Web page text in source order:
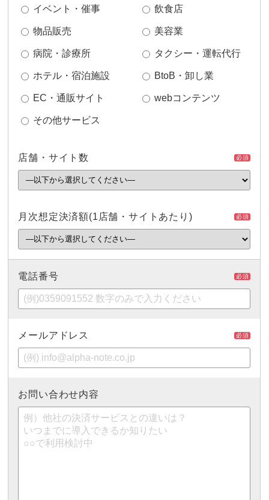
イベント・催事 飲食店
物品販売 美容業
病院・診療所 タクシー・運転代行
ホテル・宿泊施設 BtoB・卸し業
EC・通販サイト webコンテンツ
その他サービス
店舗・サイト数 必須
月次想定決済額(1店舗・サイトあたり) 必須
電話番号 必須
メールアドレス 必須
お問い合わせ内容